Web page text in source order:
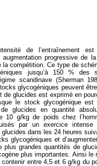
de l’entraînement est
augmentation progressive de
la compétition. Ce type de
jusqu’à 150 % des
scandinave (Sherman
glycogéniques peuvent
de glucides est exprimé en
le stock glycogénique
de glucides en quantité
10 g/kg de poids chez
par un exercice intense
dans les 24 heures
glycogéniques et
plus grandes quantités de
plus importantes. Ainsi le
entre 4,5 et 6 g/kg du